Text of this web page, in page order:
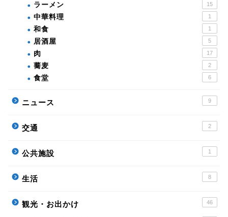
ラーメン 15
中華料理 1
和食 1
居酒屋 5
肉 17
蕎麦 2
食堂 6
ニュース 9
交通 2
公共施設 1
生活 8
観光・お出かけ 46